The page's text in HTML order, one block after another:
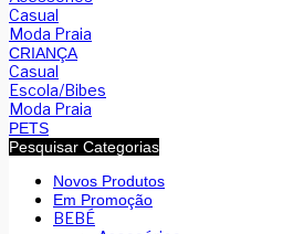
Casual
Moda Praia
CRIANÇA
Casual
Escola/Bibes
Moda Praia
PETS
Pesquisar Categorias
Novos Produtos
Em Promoção
BEBÉ